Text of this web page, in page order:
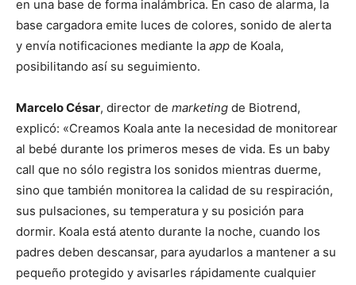
en una base de forma inalámbrica. En caso de alarma, la
base cargadora emite luces de colores, sonido de alerta
y envía notificaciones mediante la app de Koala,
posibilitando así su seguimiento.
Marcelo César, director de marketing de Biotrend,
explicó: «Creamos Koala ante la necesidad de monitorear
al bebé durante los primeros meses de vida. Es un baby
call que no sólo registra los sonidos mientras duerme,
sino que también monitorea la calidad de su respiración,
sus pulsaciones, su temperatura y su posición para
dormir. Koala está atento durante la noche, cuando los
padres deben descansar, para ayudarlos a mantener a su
pequeño protegido y avisarles rápidamente cualquier